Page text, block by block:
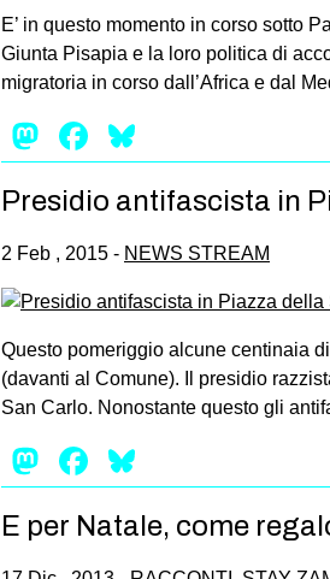
E’ in questo momento in corso sotto
Giunta Pisapia e la loro politica di
migratoria in corso dall’Africa e dal
Mastodon
Facebook
Presidio antifascista in
2 Feb , 2015 - NEWS STREAM
Questo pomeriggio alcune centinaia
(davanti al Comune). Il presidio
San Carlo. Nonostante questo gli
Mastodon
Facebook
E per Natale, come